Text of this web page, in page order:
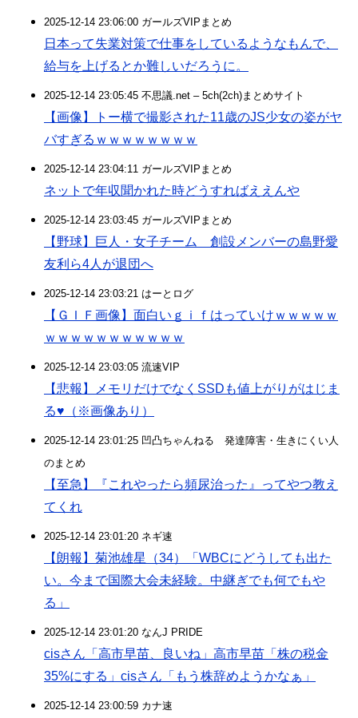
2025-12-14 23:06:00 ガールズVIPまとめ
日本って失業対策で仕事をしているようなもんで、
給与を上げるとか難しいだろうに。
2025-12-14 23:05:45 不思議.net – 5ch(2ch)まとめサイト
【画像】トー横で撮影された11歳のJS少女の姿がヤ
バすぎるｗｗｗｗｗｗｗｗ
2025-12-14 23:04:11 ガールズVIPまとめ
ネットで年収聞かれた時どうすればええんや
2025-12-14 23:03:45 ガールズVIPまとめ
【野球】巨人・女子チーム 創設メンバーの島野愛
友利ら4人が退団へ
2025-12-14 23:03:21 はーとログ
【ＧＩＦ画像】面白いｇｉｆはっていけｗｗｗｗｗ
ｗｗｗｗｗｗｗｗｗｗｗ
2025-12-14 23:03:05 流速VIP
【悲報】メモリだけでなくSSDも値上がりがはじま
る♥（※画像あり）
2025-12-14 23:01:25 凹凸ちゃんねる 発達障害・生きにくい人
のまとめ
【至急】『これやったら頻尿治った』ってやつ教え
てくれ
2025-12-14 23:01:20 ネギ速
【朗報】菊池雄星（34）「WBCにどうしても出た
い。今まで国際大会未経験。中継ぎでも何でもや
る」
2025-12-14 23:01:20 なんJ PRIDE
cisさん「高市早苗、良いね」高市早苗「株の税金
35%にする」cisさん「もう株辞めようかなぁ」
2025-12-14 23:00:59 カナ速